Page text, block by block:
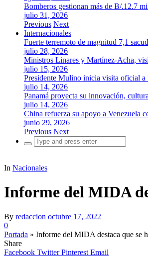
Bomberos gestionan más de B/.12.7
julio 31, 2026
Previous Next
Internacionales
Fuerte terremoto de magnitud 7,1
julio 28, 2026
Ministros Linares y Martínez-Acha,
julio 15, 2026
Presidente Mulino inicia visita oficial
julio 14, 2026
Panamá proyecta su innovación,
julio 14, 2026
China refuerza su apoyo a Venezuela
junio 29, 2026
Previous Next
Search
for:
In Nacionales
Informe del MIDA
By redaccion octubre 17, 2022
0
Portada » Informe del MIDA destaca que se
Share
Facebook Twitter Pinterest Email